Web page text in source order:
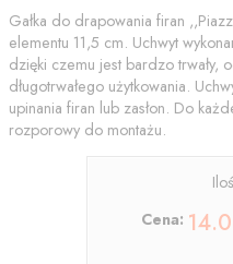
Gałka do drapowania firan
elementu 11,5 cm. Uchwyt
dzięki czemu jest bardzo trwały,
długotrwałego użytkowania.
upinania firan lub zasłon. Do
rozporowy do montażu.
Cena: